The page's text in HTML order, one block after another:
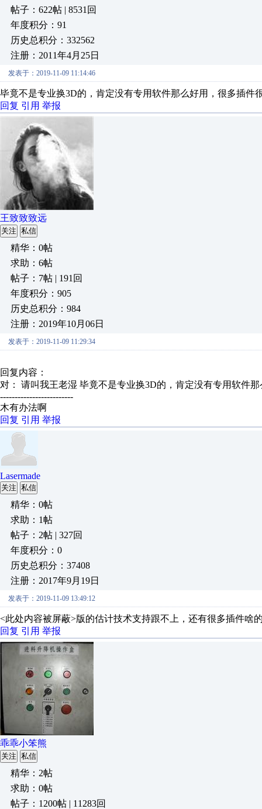
帖子：622帖 | 8531回
年度积分：91
历史总积分：332562
注册：2011年4月25日
发表于：2019-11-09 11:14:46
毕竟不是专业换3D的，肯定没有专用软件那么好用，很多插件
回复 引用 举报
王致致致远
关注 私信
精华：0帖
求助：6帖
帖子：7帖 | 191回
年度积分：905
历史总积分：984
注册：2019年10月06日
发表于：2019-11-09 11:29:34
回复内容：
对： 请叫我王老湿 毕竟不是专业换3D的，肯定没有专用软件
-------------------------
木有办法啊
回复 引用 举报
Lasermade
关注 私信
精华：0帖
求助：1帖
帖子：2帖 | 327回
年度积分：0
历史总积分：37408
注册：2017年9月19日
发表于：2019-11-09 13:49:12
<此处内容被屏蔽>版的估计技术支持跟不上，还有很多插件啥
回复 引用 举报
乖乖小笨熊
关注 私信
精华：2帖
求助：0帖
帖子：1200帖 | 11283回